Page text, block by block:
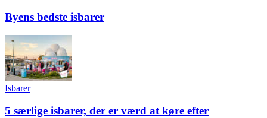
Byens bedste isbarer
Isbarer
5 særlige isbarer, der er værd at køre efter